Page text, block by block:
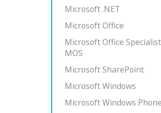
Microsoft .NET
Microsoft Office
Microsoft Office
MOS
Microsoft SharePoint
Microsoft Windows
Microsoft Windows Phone